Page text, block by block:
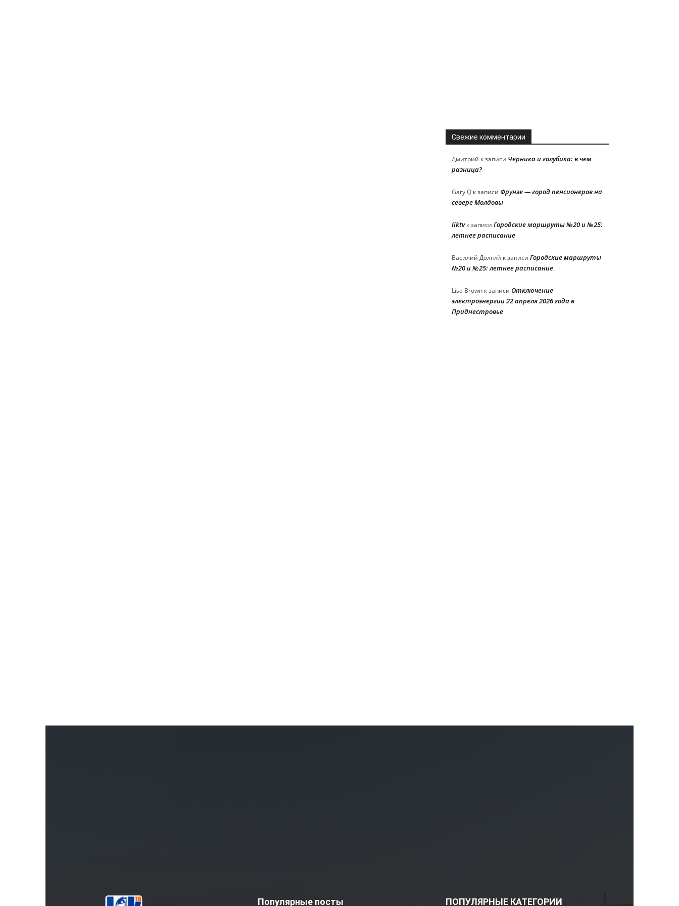
Свежие комментарии
Дмитрий к записи Черника и голубика: в чем
разница?
Gary Q к записи Фрунзе — город пенсионеров на
севере Молдовы
liktvк записи Городские маршруты №20 и №25:
летнее расписание
Василий Долгий к записи Городские маршруты
№20 и №25: летнее расписание
Lisa Brown к записи Отключение
электроэнергии 22 апреля 2026 года в
Приднестровье
Популярные посты ПОПУЛЯРНЫЕ КАТЕГОРИИ